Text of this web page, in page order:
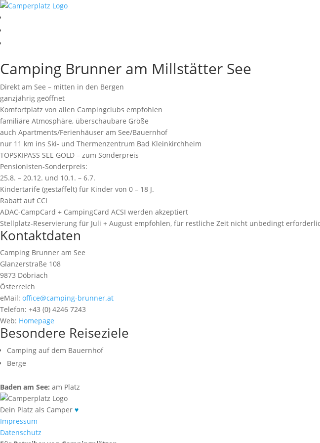
Camping Brunner am Millstätter See
Direkt am See – mitten in den Bergen
ganzjährig geöffnet
Komfortplatz von allen Campingclubs empfohlen
familiäre Atmosphäre, überschaubare Größe
auch Apartments/Ferienhäuser am See/Bauernhof
nur 11 km ins Ski- und Thermenzentrum Bad Kleinkirchheim
TOPSKIPASS SEE GOLD – zum Sonderpreis
Pensionisten-Sonderpreis:
25.8. – 20.12. und 10.1. – 6.7.
Kindertarife (gestaffelt) für Kinder von 0 – 18 J.
Rabatt auf CCI
ADAC-CampCard + CampingCard ACSI werden akzeptiert
Stellplatz-Reservierung für Juli + August empfohlen, für restliche Zeit nicht unbedingt
Kontaktdaten
Camping Brunner am See
Glanzerstraße 108
9873 Döbriach
Österreich
eMail: office@camping-brunner.at
Telefon: +43 (0) 4246 7243
Web: Homepage
Besondere Reiseziele
Camping auf dem Bauernhof
Berge
Baden am See: am Platz
Dein Platz als Camper ♥
Impressum
Datenschutz